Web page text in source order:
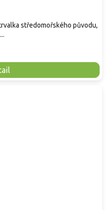
středomořského původu,